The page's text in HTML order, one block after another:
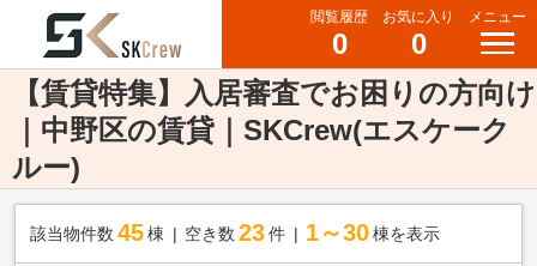
閲覧履歴
0
お気に入り
0
メニュー
【賃貸特集】入居審査でお困りの方向け
｜中野区の賃貸｜SKCrew(エスケーク
ルー)
該当物件数 45棟 空き数 23 件 1～30 棟を表示